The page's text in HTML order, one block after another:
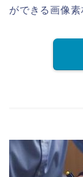
ができる画像素